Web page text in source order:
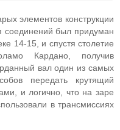
элементов конструкции
соединений был придуман
14-15, и спустя столетие
Кардано, получив
вал один из самых
передать крутящий
и логично, что на заре
в трансмиссиях